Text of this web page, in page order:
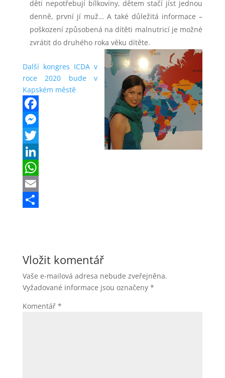
děti nepotřebují bílkoviny, dětem stačí jíst jednou
denně, první jí muž… A také důležitá informace –
poškození způsobená na dítěti malnutricí je možné
zvrátit do druhého roka věku dítěte.
Další kongres ICDA v
roce 2020 bude v
Kapském městě
F
a
c
e
b
o
M
e
s
s
e
r
T
w
L
n
I
n
W
h
A
p
E
lr
e
Vložit komentář
Vaše e-mailová adresa nebude zveřejněna.
Vyžadované informace jsou označeny *
Komentář *